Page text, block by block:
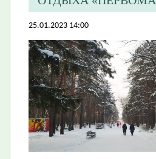
25.01.2023 14:00